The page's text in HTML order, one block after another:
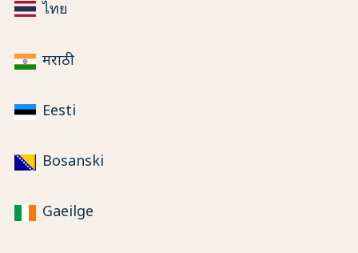
ไทย
मराठी
Eesti
Bosanski
Gaeilge